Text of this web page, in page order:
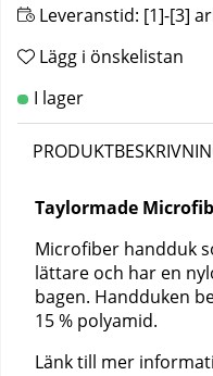
Leveranstid: [1]-[3]
Lägg i önskelistan
Taylormade
Microfiber handduk
lättare och har en
bagen. Handduken
15 % polyamid.
Länk till mer